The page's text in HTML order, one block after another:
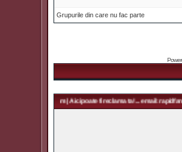
Grupurile din care nu fac parte
| Aici poate fi reclama ta! ... email: